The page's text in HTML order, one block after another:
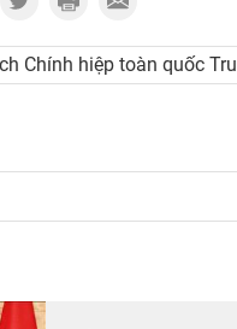
Chính hiệp toàn quốc